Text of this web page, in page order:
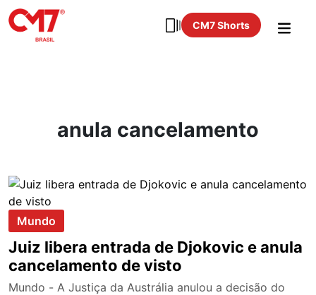
CM7 Shorts
anula cancelamento
Mundo
Juiz libera entrada de Djokovic e anula
cancelamento de visto
Mundo - A Justiça da Austrália anulou a decisão do